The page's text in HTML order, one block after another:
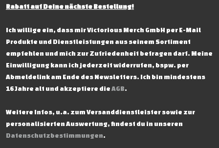
Rabatt auf Deine nächste Bestellung!
Ich willige ein, dass mir Victorious Merch GmbH per E-Mail
Produkte und Dienstleistungen aus seinem Sortiment
empfehlen und mich zur Zufriedenheit befragen darf. Meine
Einwilligung kann ich jederzeit widerrufen, bspw. per
Abmeldelink am Ende des Newsletters. Ich bin mindestens
16 Jahre alt und akzeptiere die AGB.
Weitere Infos, u.a. zum Versanddienstleister sowie zur
personalisierten Auswertung, findest du in unseren
Datenschutzbestimmungen.